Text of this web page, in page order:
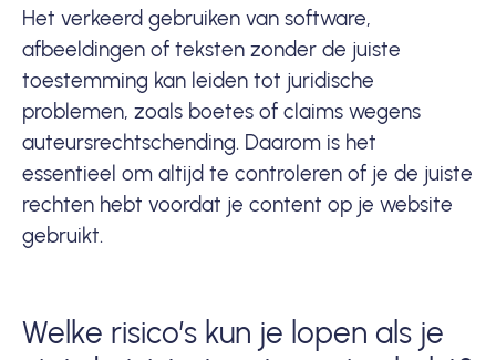
Het verkeerd gebruiken van software,
afbeeldingen of teksten zonder de juiste
toestemming kan leiden tot juridische
problemen, zoals boetes of claims wegens
auteursrechtschending. Daarom is het
essentieel om altijd te controleren of je de juiste
rechten hebt voordat je content op je website
gebruikt.
Welke risico’s kun je lopen als je